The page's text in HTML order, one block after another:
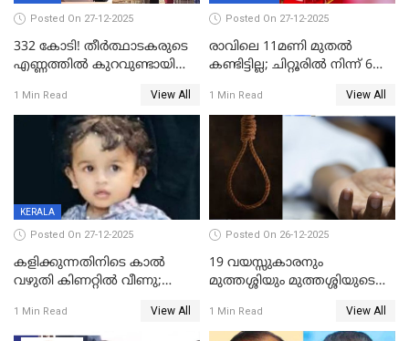
Posted On 27-12-2025
332 കോടി! തീർത്ഥാടകരുടെ
എണ്ണത്തിൽ കുറവുണ്ടായിട്ടും
കുതിച്ചുയരുന്നു
1 Min Read View All
Posted On 27-12-2025
രാവിലെ 11മണി മുതൽ
കണ്ടിട്ടില്ല; ചിറ്റൂരിൽ നിന്ന് 6
1 Min Read View All
KERALA
Posted On 27-12-2025
കളിക്കുന്നതിനിടെ കാൽ
വഴുതി കിണറ്റിൽ വീണു;
ദാരുണാന്ത്യം
1 Min Read View All
Posted On 26-12-2025
19 വയസ്സുകാരനും
മുത്തശ്ശിയും മുത്തശ്ശിയുടെ
മരിച്ചനിലയിൽ
1 Min Read View All